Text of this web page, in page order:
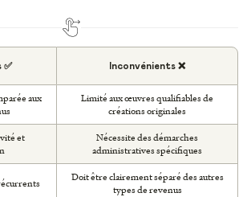
✅ Inconvénients ❌
aux
Limité aux œuvres qualifiables de
créations originales
et
Nécessite des démarches
administratives spécifiques
Doit être clairement séparé des autres
types de revenus